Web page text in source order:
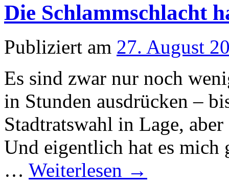
Die Schlammschlacht
Publiziert am 27. August
Es sind zwar nur noch
in Stunden ausdrücken –
Stadtratswahl in Lage,
Und eigentlich hat es mich
… Weiterlesen →